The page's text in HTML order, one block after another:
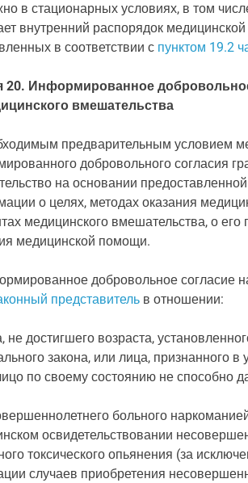
в стационарных условиях, в том
внутренний распорядок
в соответствии с пунктом 19.2
20. Информированное
вмешательства
предварительным условием
добровольного согласия
на основании
о целях, методах оказания
медицинского вмешательства, о
медицинской помощи.
добровольное согласие
представительв отношении:
не достигшего возраста,
закона, или лица, признанного
по своему состоянию не способно
больного
освидетельствовании
токсического опьянения (за
случаев приобретения